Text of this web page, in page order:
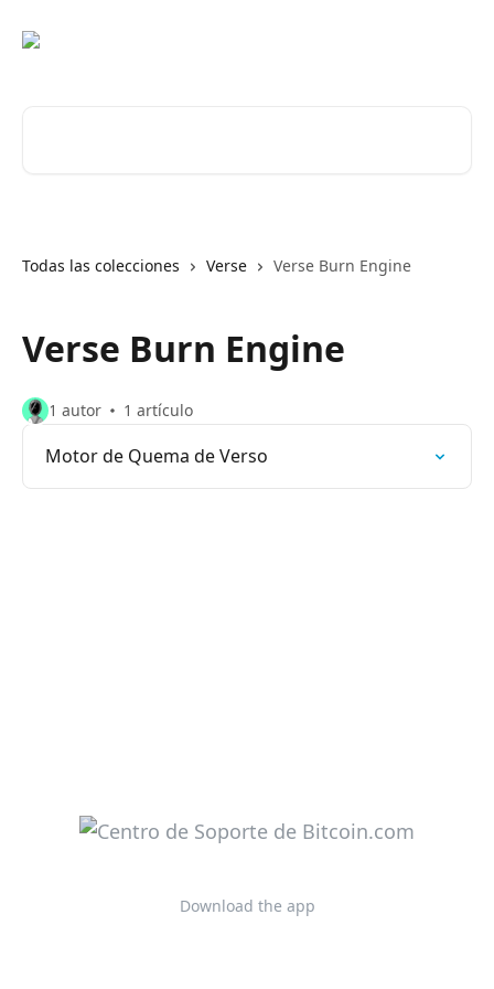
Todas las colecciones Verse Verse Burn Engine
Verse Burn Engine
1 autor 1 artículo
Motor de Quema de Verso
Download the app